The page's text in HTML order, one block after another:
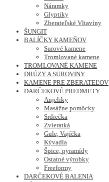
Náramky
Glyptiky
Zberateľské Vltavíny
ŠUNGIT
BALÍČKY KAMEŇOV
Surové kamene
Tromlované kamene
TROMLOVANÉ KAMENE
DRÚZY A SUROVINY
KAMENE PRE ZBERATEĽOV
DARČEKOVÉ PREDMETY
Anjeliky
Masážne pomôcky
Srdiečka
Zvieratká
Gule, Vajíčka
Kývadla
Špice, pyramídy
Ostatné výrobky
Freeformy
DARČEKOVÉ BALENIA